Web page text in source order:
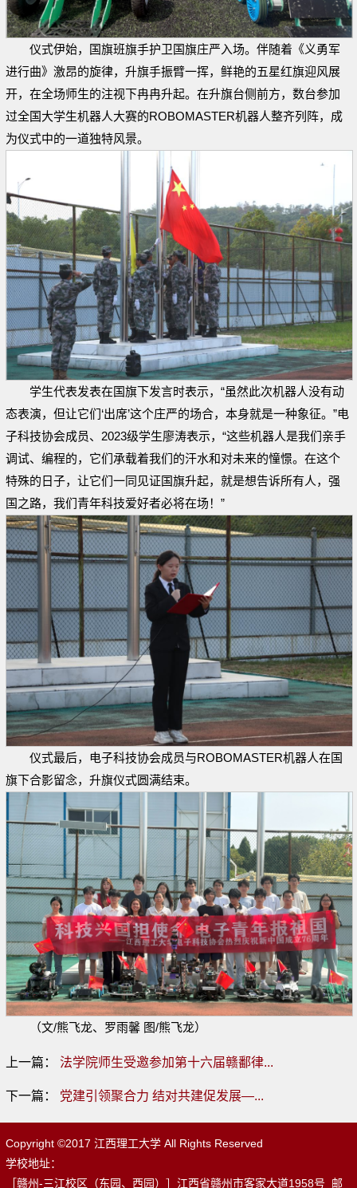
仪式伊始，国旗班旗手护卫国旗庄严入场。伴随着《义勇军
进行曲》激昂的旋律，升旗手振臂一挥，鲜艳的五星红旗迎风展
开，在全场师生的注视下冉冉升起。在升旗台侧前方，数台参加
过全国大学生机器人大赛的ROBOMASTER机器人整齐列阵，成
为仪式中的一道独特风景。
学生代表发表在国旗下发言时表示，“虽然此次机器人没有动
态表演，但让它们‘出席’这个庄严的场合，本身就是一种象征。”电
子科技协会成员、2023级学生廖涛表示，“这些机器人是我们亲手
调试、编程的，它们承载着我们的汗水和对未来的憧憬。在这个
特殊的日子，让它们一同见证国旗升起，就是想告诉所有人，强
国之路，我们青年科技爱好者必将在场！”
仪式最后，电子科技协会成员与ROBOMASTER机器人在国
旗下合影留念，升旗仪式圆满结束。
（文/熊飞龙、罗雨馨 图/熊飞龙）
上一篇： 法学院师生受邀参加第十六届赣鄱律...
下一篇： 党建引领聚合力 结对共建促发展—...
Copyright ©2017 江西理工大学 All Rights Reserved
学校地址：
［赣州-三江校区（东园、西园）］江西省赣州市客家大道1958号 邮